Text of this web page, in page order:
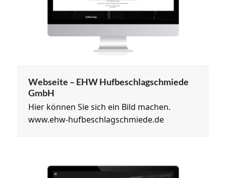
Webseite – EHW Hufbeschlagschmiede
GmbH
Hier können Sie sich ein Bild machen.
www.ehw-hufbeschlagschmiede.de